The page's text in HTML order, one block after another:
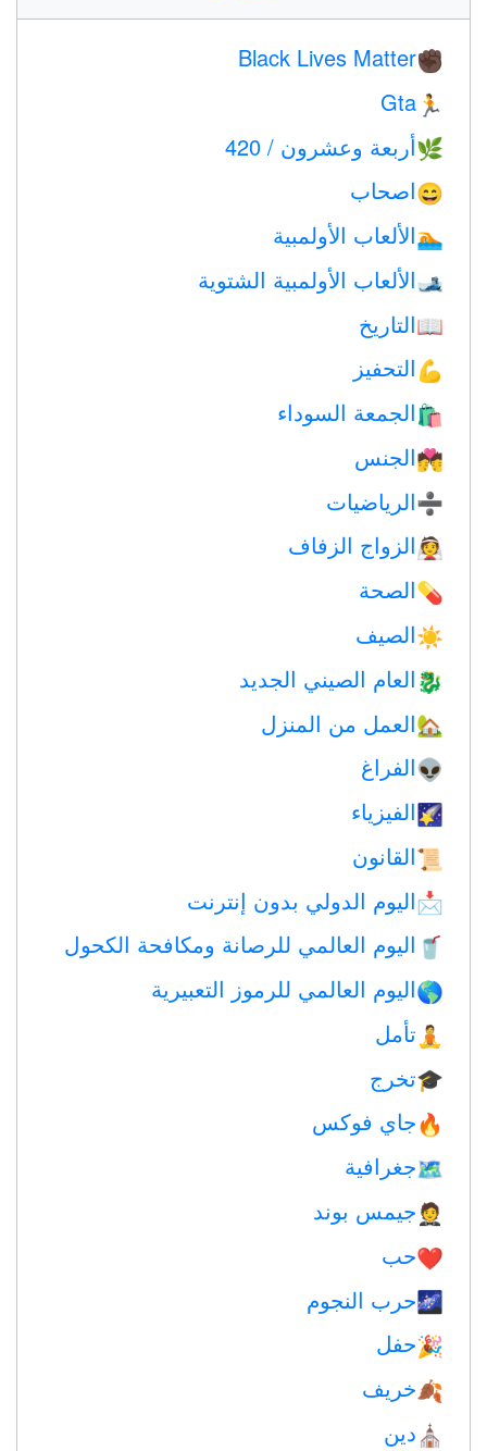
✊🏿
Black Lives Matter
🏃
Gta
🌿أربعة وعشرون / 420
😄اصحاب
🏊الألعاب الأولمبية
🎿الألعاب الأولمبية الشتوية
📖التاريخ
💪 التحفيز
🛍الجمعة السوداء
💏الجنس
➗الرياضيات
👰الزواج الزفاف
💊الصحة
☀️الصيف
🐉 العام الصيني الجديد
🏡العمل من المنزل
👽الفراغ
🌠الفيزياء
📜القانون
📩اليوم الدولي بدون إنترنت
🥤 اليوم العالمي للرصانة ومكافحة الكحول
🌎اليوم العالمي للرموز التعبيرية
🧘 تأمل
🎓تخرج
🔥جاي فوكس
🗺جغرافية
🤵 جيمس بوند
❤️️حب
🌌حرب النجوم
🎉حفل
🍂خريف
⛪️ دين